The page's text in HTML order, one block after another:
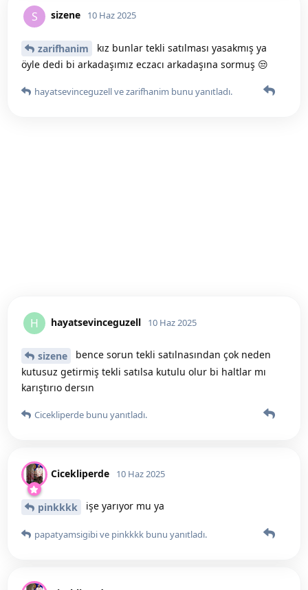
S sizene 10 Haz 2025
zarifhanim
kız bunlar tekli satılması yasakmış ya
öyle dedi bi arkadaşımız eczacı arkadaşına sormuş 😒
hayatsevinceguzellvezarifhanim bunu yanıtladı.
H hayatsevinceguzell 10 Haz 2025
sizene
bence sorun tekli satılnasından çok neden
kutusuz getirmiş tekli satılsa kutulu olur bi haltlar mı
karıştırıo dersın
Cicekliperde bunu yanıtladı.
Cicekliperde 10 Haz 2025
pinkkkk işe yarıyor mu ya
papatyamsigibive pinkkkk bunu yanıtladı.